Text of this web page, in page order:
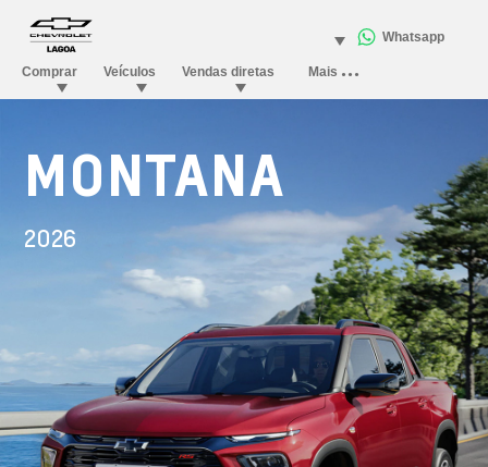
MONTANA
2026